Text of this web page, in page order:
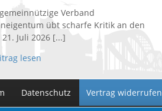
Verband
übt scharfe Kritik an den
Juli 2026 [...]
lesen
Datenschutz Vertrag widerrufen